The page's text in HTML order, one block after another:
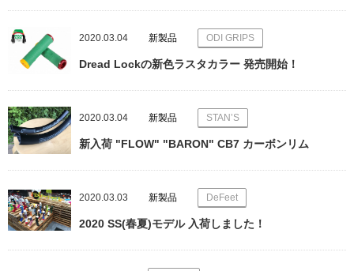
2020.03.04 新製品 ODI GRIPS
Dread Lockの新色ラスタカラー 発売開始！
2020.03.04 新製品 STAN’S
新入荷 "FLOW" "BARON" CB7 カーボンリム
2020.03.03 新製品 DeFeet
2020 SS(春夏)モデル 入荷しました！